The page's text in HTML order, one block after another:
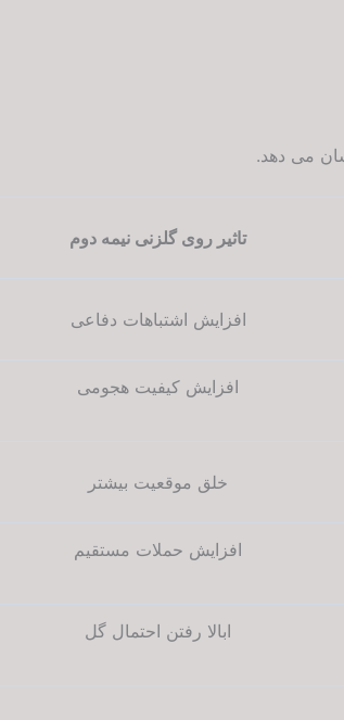
می دهد.
تاثیر روی گلزنی نیمه دوم
افزایش اشتباهات دفاعی
افزایش کیفیت هجومی
خلق موقعیت بیشتر
افزایش حملات مستقیم
ابالا رفتن احتمال گل